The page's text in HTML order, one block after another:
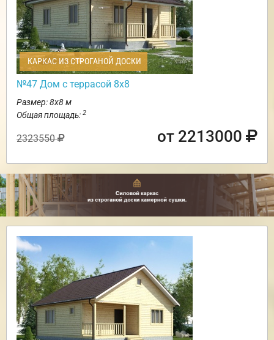
КАРКАС ИЗ СТРОГАНОЙ ДОСКИ
№47 Дом с террасой 8х8
Размер: 8х8 м
Общая площадь: 2
2323550 от 2213000